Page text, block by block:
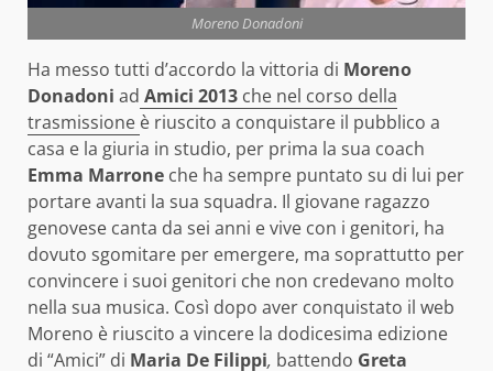
Moreno Donadoni
Ha messo tutti d’accordo la vittoria di Moreno
Donadoni ad Amici 2013 che nel corso della
trasmissione è riuscito a conquistare il pubblico a
casa e la giuria in studio, per prima la sua coach
Emma Marrone che ha sempre puntato su di lui per
portare avanti la sua squadra. Il giovane ragazzo
genovese canta da sei anni e vive con i genitori, ha
dovuto sgomitare per emergere, ma soprattutto per
convincere i suoi genitori che non credevano molto
nella sua musica. Così dopo aver conquistato il web
Moreno è riuscito a vincere la dodicesima edizione
di “Amici” di Maria De Filippi, battendo Greta